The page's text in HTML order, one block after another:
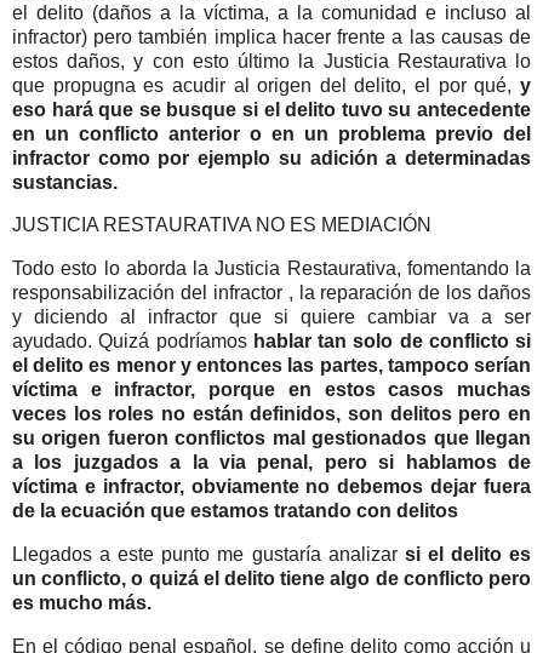
el delito (daños a la víctima, a la comunidad e incluso al
infractor) pero también implica hacer frente a las causas de
estos daños, y con esto último la Justicia Restaurativa lo
que propugna es acudir al origen del delito, el por qué, y
eso hará que se busque si el delito tuvo su antecedente
en un conflicto anterior o en un problema previo del
infractor como por ejemplo su adición a determinadas
sustancias.
JUSTICIA RESTAURATIVA NO ES MEDIACIÓN
Todo esto lo aborda la Justicia Restaurativa, fomentando la
responsabilización del infractor , la reparación de los daños
y diciendo al infractor que si quiere cambiar va a ser
ayudado. Quizá podríamos hablar tan solo de conflicto si
el delito es menor y entonces las partes, tampoco serían
víctima e infractor, porque en estos casos muchas
veces los roles no están definidos, son delitos pero en
su origen fueron conflictos mal gestionados que llegan
a los juzgados a la via penal, pero si hablamos de
víctima e infractor, obviamente no debemos dejar fuera
de la ecuación que estamos tratando con delitos
Llegados a este punto me gustaría analizarsi el delito es
un conflicto, o quizá el delito tiene algo de conflicto pero
es mucho más.
En el código penal español, se define delito como acción u